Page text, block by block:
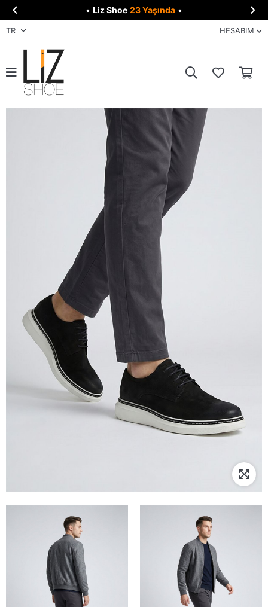
 • Liz Shoe 23 Yaşında • 
TR HESABIM